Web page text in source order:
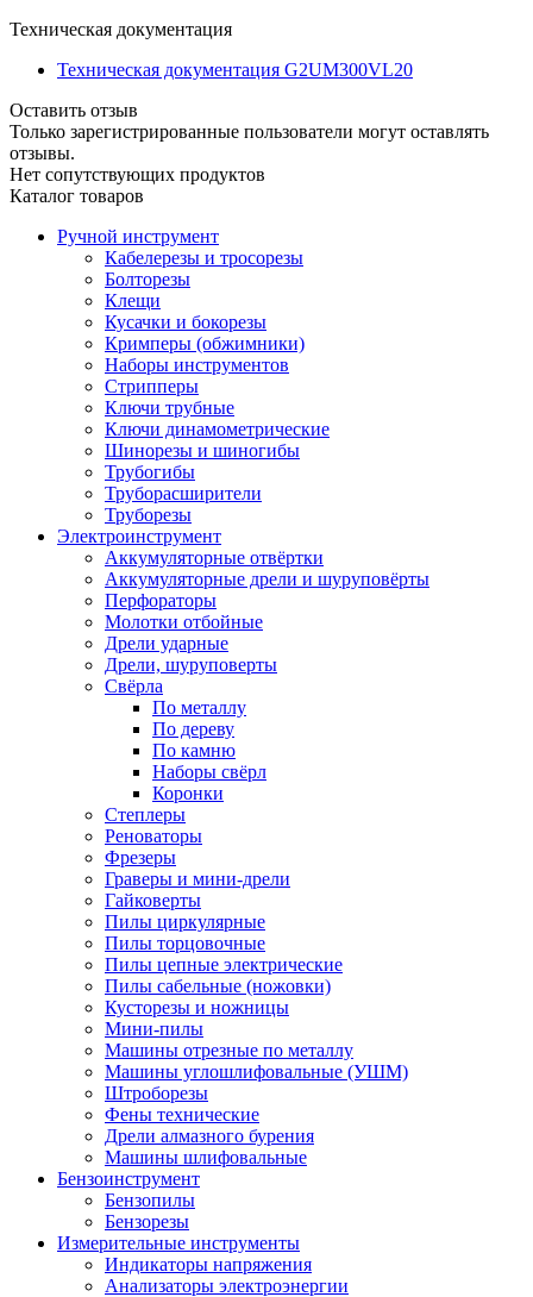
Техническая документация
Техническая документация G2UM300VL20
Оставить отзыв
Только зарегистрированные пользователи могут оставлять
отзывы.
Нет сопутствующих продуктов
Каталог товаров
Ручной инструмент
Кабелерезы и тросорезы
Болторезы
Клещи
Кусачки и бокорезы
Кримперы (обжимники)
Наборы инструментов
Стрипперы
Ключи трубные
Ключи динамометрические
Шинорезы и шиногибы
Трубогибы
Труборасширители
Труборезы
Электроинструмент
Аккумуляторные отвёртки
Аккумуляторные дрели и шуруповёрты
Перфораторы
Молотки отбойные
Дрели ударные
Дрели, шуруповерты
Свёрла
По металлу
По дереву
По камню
Наборы свёрл
Коронки
Степлеры
Реноваторы
Фрезеры
Граверы и мини-дрели
Гайковерты
Пилы циркулярные
Пилы торцовочные
Пилы цепные электрические
Пилы сабельные (ножовки)
Кусторезы и ножницы
Мини-пилы
Машины отрезные по металлу
Машины углошлифовальные (УШМ)
Штроборезы
Фены технические
Дрели алмазного бурения
Машины шлифовальные
Бензоинструмент
Бензопилы
Бензорезы
Измерительные инструменты
Индикаторы напряжения
Анализаторы электроэнергии